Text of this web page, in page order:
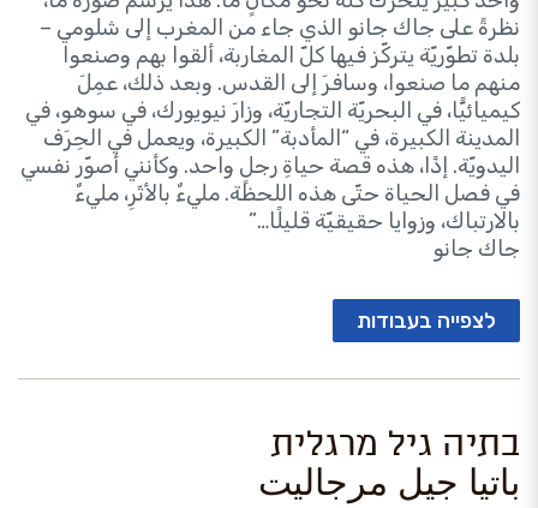
نظرةً على جاك جانو الذي جاء من المغرب إلى شلومي –
بلدة تطوّريّة يتركّز فيها كلّ المغاربة، ألقوا بهم وصنعوا
منهم ما صنعوا، وسافرَ إلى القدس. وبعد ذلك، عمِلَ
كيميائيًّا، في البحريّة التجاريّة، وزارَ نيويورك، في سوهو، في
المدينة الكبيرة، في “المأدبة” الكبيرة، ويعمل في الحِرَف
اليدويّة. إذًا، هذه قصة حياةِ رجلٍ واحد. وكأنني أصوّر نفسي
في فصل الحياة حتّى هذه اللحظة. مليءٌ بالأثَرِ، مليءٌ
بالارتباك، وزوايا حقيقيّة قليلًا…”
جاك جانو
לצפייה בעבודות
בתיה גיל מרגלית
باتيا جيل مرجاليت